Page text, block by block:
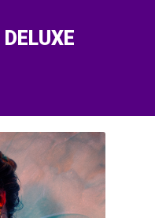
DELUXE